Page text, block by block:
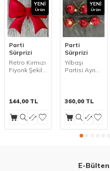
YENI
Ürün
Parti
Sürprizi
Retro Kırmızı
Fiyonk Şekilli
144,00 TL
YENI
Ürün
Parti
Sürprizi
Yılbaşı
Partisi Aynalı
360,00TL
E-